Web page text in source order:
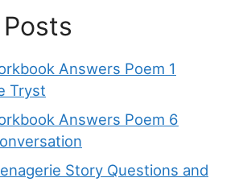
Answers Poem 1
Tryst
Answers Poem 6
Story Questions and